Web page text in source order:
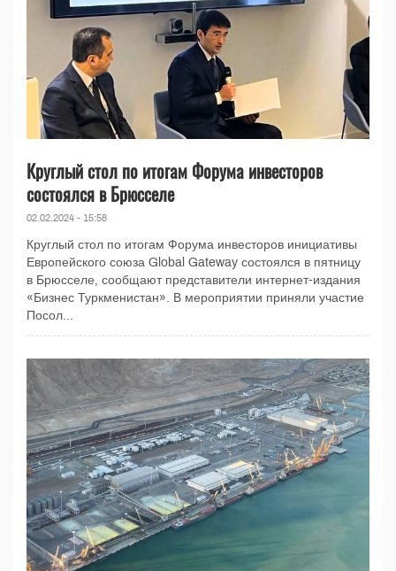
Круглый стол по итогам Форума инвесторов
состоялся в Брюсселе
02.02.2024 - 15:58
Круглый стол по итогам Форума инвесторов инициативы
Европейского союза Global Gateway состоялся в пятницу
в Брюсселе, сообщают представители интернет-издания
«Бизнес Туркменистан». В мероприятии приняли участие
Посол...